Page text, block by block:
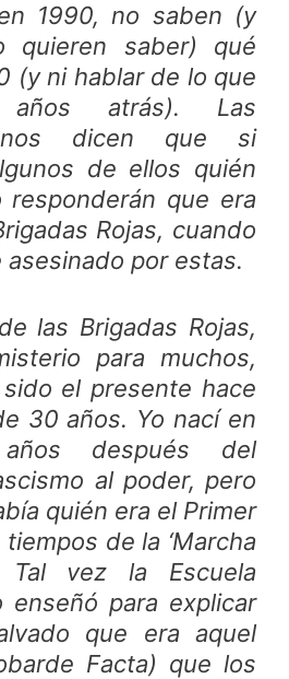
1990, no saben (y
quieren saber) qué
(y ni hablar de lo que
atrás). Las
nos dicen que si
de ellos quién
que era
Rojas, cuando
por estas.
las Brigadas Rojas,
para muchos,
el presente hace
30 años. Yo nací en
después del
al poder, pero
quién era el Primer
de la ‘Marcha
Tal vez la Escuela
enseñó para explicar
que era aquel
Facta) que los